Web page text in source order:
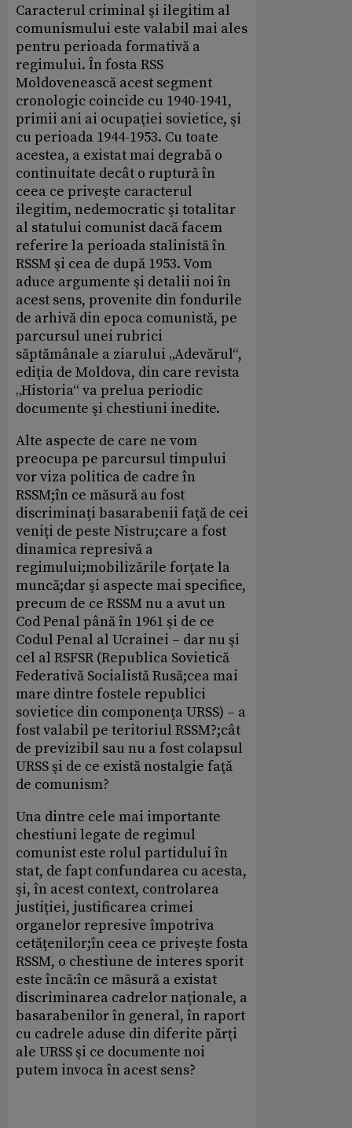
Caracterul criminal şi ilegitim al
comunismului este valabil mai ales
pentru perioada formativă a
regimului. În fosta RSS
Moldovenească acest segment
cronologic coincide cu 1940-1941,
primii ani ai ocupaţiei sovietice, şi
cu perioada 1944-1953. Cu toate
acestea, a existat mai degrabă o
continuitate decât o ruptură în
ceea ce priveşte caracterul
ilegitim, nedemocratic şi totalitar
al statului comunist dacă facem
referire la perioada stalinistă în
RSSM şi cea de după 1953. Vom
aduce argumente şi detalii noi în
acest sens, provenite din fondurile
de arhivă din epoca comunistă, pe
parcursul unei rubrici
săptămânale a ziarului „Adevărul“,
ediţia de Moldova, din care revista
„Historia“ va prelua periodic
documente şi chestiuni inedite.
Alte aspecte de care ne vom
preocupa pe parcursul timpului
vor viza politica de cadre în
RSSM;în ce măsură au fost
discriminaţi basarabenii faţă de cei
veniţi de peste Nistru;care a fost
dinamica represivă a
regimului;mobilizările forţate la
muncă;dar şi aspecte mai specifice,
precum de ce RSSM nu a avut un
Cod Penal până în 1961 şi de ce
Codul Penal al Ucrainei – dar nu şi
cel al RSFSR (Republica Sovietică
Federativă Socialistă Rusă;cea mai
mare dintre fostele republici
sovietice din componenţa URSS) – a
fost valabil pe teritoriul RSSM?;cât
de previzibil sau nu a fost colapsul
URSS şi de ce există nostalgie faţă
de comunism?
Una dintre cele mai importante
chestiuni legate de regimul
comunist este rolul partidului în
stat, de fapt confundarea cu acesta,
şi, în acest context, controlarea
justiţiei, justificarea crimei
organelor represive împotriva
cetăţenilor;în ceea ce priveşte fosta
RSSM, o chestiune de interes sporit
este încă:în ce măsură a existat
discriminarea cadrelor naţionale, a
basarabenilor în general, în raport
cu cadrele aduse din diferite părţi
ale URSS şi ce documente noi
putem invoca în acest sens?